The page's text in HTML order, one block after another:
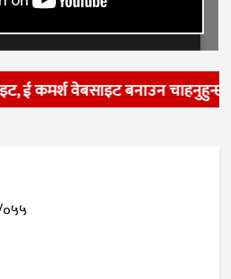
वेबसाइट बनाउन चाहनुहुन्छ ?
०५५